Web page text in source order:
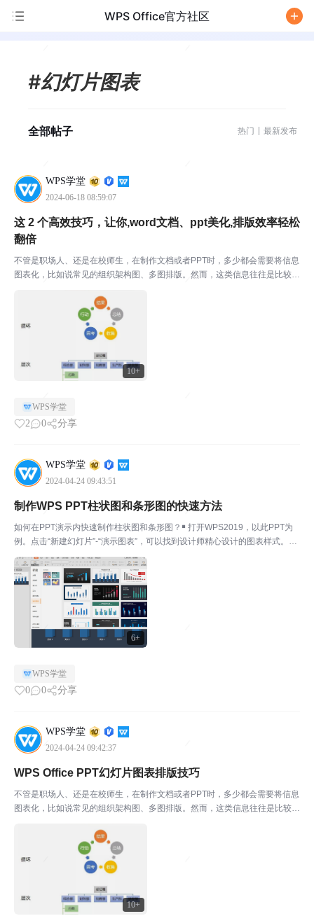
WPS Office官方社区
#幻灯片图表
全部帖子 热门 最新发布
WPS学堂
2024-06-18 08:59:07
10+
这 2 个高效技巧，让你,word文档、ppt美化,排版效率轻松
翻倍
不管是职场人、还是在校师生，在制作文档或者PPT时，多少都会需要将信息
图表化，比如说常见的组织架构图、多图排版。然而，这类信息往往是比较复
法：逐个调整制作。但你知道嘛？对于办公软件高手而言...
WPS学堂
2 0 分享
WPS学堂
2024-04-24 09:43:51
6+
制作WPS PPT柱状图和条形图的快速方法
如何在PPT演示内快速制作柱状图和条形图？￭ 打开WPS2019，以此PPT为
例。点击“新建幻灯片”-“演示图表”，可以找到设计师精心设计的图表样式。也
可点击幻灯片右下角的加号新建。￭ 柱状图和条形图的使用方式类似，下面以
柱状图为例。选择所需模板，点击确定...
WPS学堂
0 0 分享
WPS学堂
2024-04-24 09:42:37
10+
WPS Office PPT幻灯片图表排版技巧
不管是职场人、还是在校师生，在制作文档或者PPT时，多少都会需要将信息
图表化，比如说常见的组织架构图、多图排版。然而，这类信息往往是比较复
法：逐个调整制作。但你知道嘛？对于办公软件高手而言...